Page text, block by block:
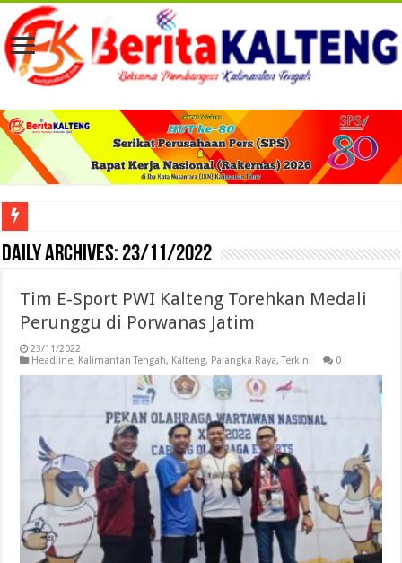
Viral! Selama Dua Bulan Lebih Siltap Serta Tunjangan Pemdes dan BPD di
Daily Archives: 23/11/2022
Tim E-Sport PWI Kalteng Torehkan Medali
Perunggu di Porwanas Jatim
23/11/2022
Headline, Kalimantan Tengah, Kalteng, Palangka Raya,Terkini 0